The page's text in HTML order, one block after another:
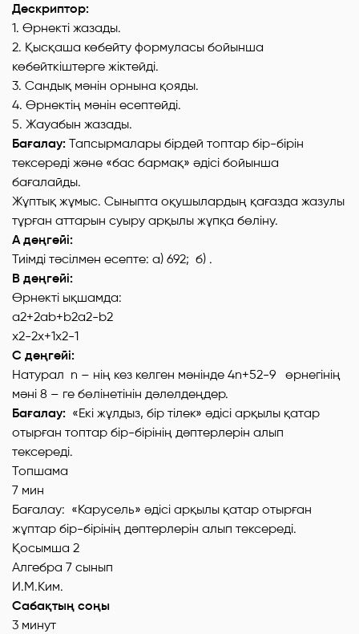
Дескриптор:
1. Өрнекті жазады.
2. Қысқаша көбейту формуласы бойынша
көбейткіштерге жіктейді.
3. Сандық мәнін орнына қояды.
4. Өрнектің мәнін есептейді.
5. Жауабын жазады.
Бағалау: Тапсырмалары бірдей топтар бір-бірін
тексереді және «бас бармақ» әдісі бойынша
бағалайды.
Жұптық жұмыс. Сыныпта оқушылардың қағазда жазулы
тұрған аттарын суыру арқылы жұпқа бөліну.
А деңгейі:
Тиімді тәсілмен есепте: а) 692; б) .
В деңгейі:
Өрнекті ықшамда:
a2+2ab+b2a2-b2
x2-2x+1x2-1
С деңгейі:
Натурал n – нің кез келген мәнінде 4n+52-9 өрнегінің
мәні 8 – ге бөлінетінін дәлелдеңдер.
Бағалау: «Екі жұлдыз, бір тілек» әдісі арқылы қатар
отырған топтар бір-бірінің дәптерлерін алып
тексереді.
Топшама
7 мин
Бағалау: «Карусель» әдісі арқылы қатар отырған
жұптар бір-бірінің дәптерлерін алып тексереді.
Қосымша 2
Алгебра 7 сынып
И.М.Ким.
Сабақтың соңы
3 минут